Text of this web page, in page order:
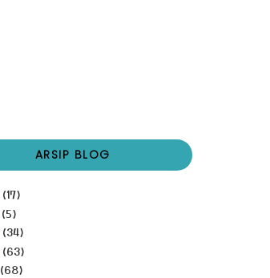
ARSIP BLOG
(17)
(5)
(34)
(63)
(68)